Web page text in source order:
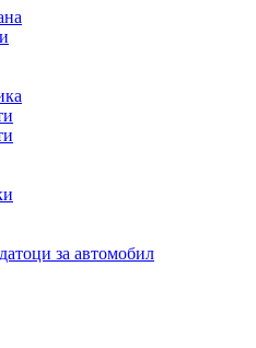
за автомобил